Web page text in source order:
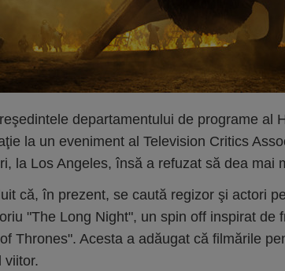
departamentului de programe al
la un eveniment al Television Critics
la Los Angeles, însă a refuzat să dea mai
că, în prezent, se caută regizor şi actori
"The Long Night", un spin off inspirat de
Thrones". Acesta a adăugat că filmările
viitor.